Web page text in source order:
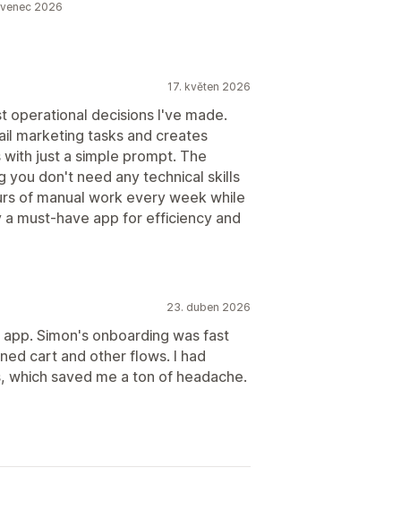
2026
17. květen 2026
operational decisions I've made.
marketing tasks and creates
just a simple prompt. The
you don't need any technical skills
of manual work every week while
must-have app for efficiency and
23. duben 2026
Simon's onboarding was fast
cart and other flows. I had
which saved me a ton of headache.